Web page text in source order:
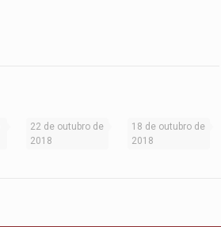
22 de outubro de
2018
18 de outubro de
2018